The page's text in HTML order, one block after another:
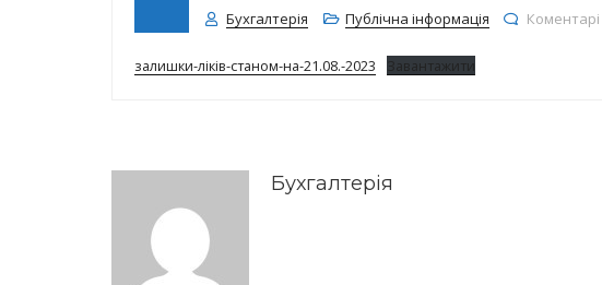
Бухгалтерія Публічна інформація
залишки-ліків-станом-на-21.08.-2023 Завантажити
Бухгалтерія